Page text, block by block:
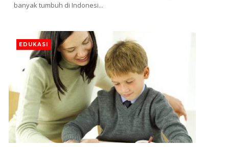
banyak tumbuh di Indonesi...
EDUKASI